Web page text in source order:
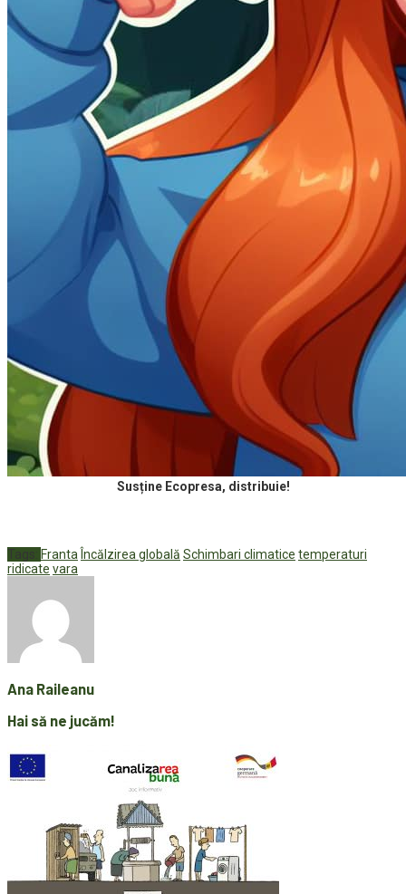
Susține Ecopresa, distribuie!
Tags: Franta Încălzirea globală Schimbari climatice temperaturi
ridicate vara
Ana Raileanu
Hai să ne jucăm!